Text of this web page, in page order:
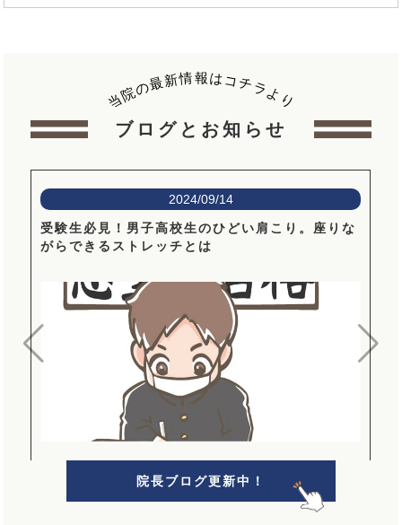
当院の最新情報はコ チラより
ブログとお知らせ
2024/09/14
受験生必見！男子高校生のひどい肩こり。座りな
がらできるストレッチとは
院長ブログ更新中！